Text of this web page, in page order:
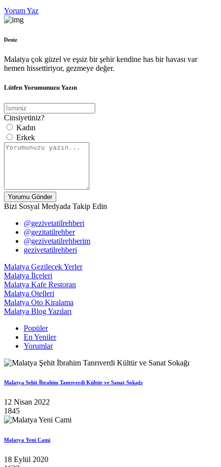
Yorum Yaz
Deniz
Malatya çok güzel ve eşsiz bir şehir kendine has bir havası var
hemen hissettiriyor, gezmeye değer.
Lütfen Yorumunuzu Yazın
Cinsiyetiniz?
Kadın
Erkek
Yorumu Gönder
Bizi Sosyal Medyada Takip Edin
@gezivetatilrehberi
@gezitatilrehber
@gezivetatilrehberim
gezivetatilrehberi
Malatya Gezilecek Yerler
Malatya İlçeleri
Malatya Kafe Restoran
Malatya Otelleri
Malatya Oto Kiralama
Malatya Blog Yazıları
Popüler
En Yeniler
Yorumlar
Malatya Şehit İbrahim Tanrıverdi Kültür ve Sanat Sokağı
12 Nisan 2022
1845
Malatya Yeni Cami
18 Eylül 2020